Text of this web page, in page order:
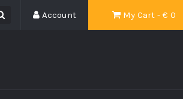
My Cart - € 0
Account